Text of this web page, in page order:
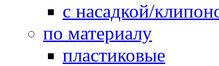
с насадкой/
по материалу
пластиковые